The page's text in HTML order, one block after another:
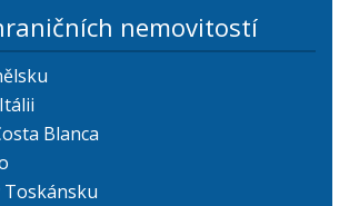
nemovitostí
Blanca